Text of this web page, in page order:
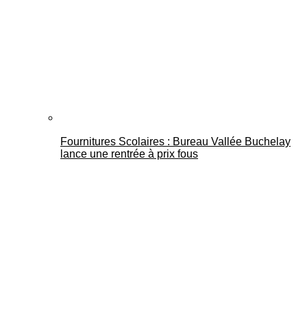
Fournitures Scolaires : Bureau Vallée Buchelay
lance une rentrée à prix fous